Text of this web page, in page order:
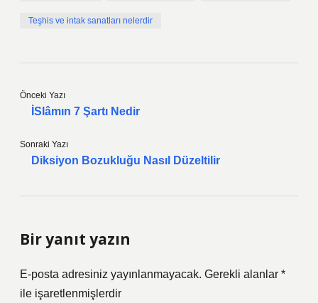
Teşhis ve intak sanatları nelerdir
Önceki Yazı
İSlâmın 7 Şartı Nedir
Sonraki Yazı
Diksiyon Bozukluğu Nasıl Düzeltilir
Bir yanıt yazın
E-posta adresiniz yayınlanmayacak. Gerekli alanlar *
ile işaretlenmişlerdir